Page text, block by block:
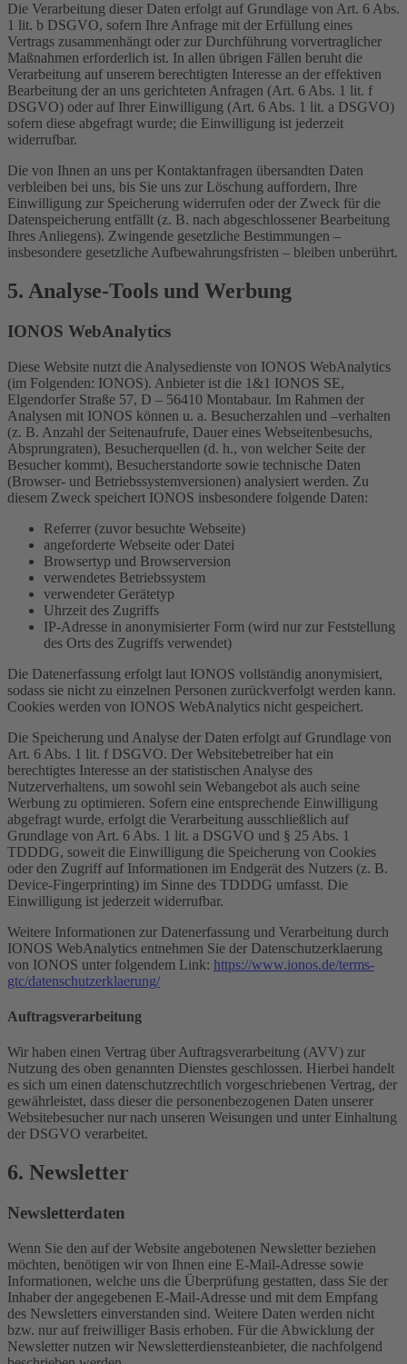
Die Verarbeitung dieser Daten erfolgt auf Grundlage von Art. 6 Abs.
1 lit. b DSGVO, sofern Ihre Anfrage mit der Erfüllung eines
Vertrags zusammenhängt oder zur Durchführung vorvertraglicher
Maßnahmen erforderlich ist. In allen übrigen Fällen beruht die
Verarbeitung auf unserem berechtigten Interesse an der effektiven
Bearbeitung der an uns gerichteten Anfragen (Art. 6 Abs. 1 lit. f
DSGVO) oder auf Ihrer Einwilligung (Art. 6 Abs. 1 lit. a DSGVO)
sofern diese abgefragt wurde; die Einwilligung ist jederzeit
widerrufbar.
Die von Ihnen an uns per Kontaktanfragen übersandten Daten
verbleiben bei uns, bis Sie uns zur Löschung auffordern, Ihre
Einwilligung zur Speicherung widerrufen oder der Zweck für die
Datenspeicherung entfällt (z. B. nach abgeschlossener Bearbeitung
Ihres Anliegens). Zwingende gesetzliche Bestimmungen –
insbesondere gesetzliche Aufbewahrungsfristen – bleiben unberührt.
5. Analyse-Tools und Werbung
IONOS WebAnalytics
Diese Website nutzt die Analysedienste von IONOS WebAnalytics
(im Folgenden: IONOS). Anbieter ist die 1&1 IONOS SE,
Elgendorfer Straße 57, D – 56410 Montabaur. Im Rahmen der
Analysen mit IONOS können u. a. Besucherzahlen und –verhalten
(z. B. Anzahl der Seitenaufrufe, Dauer eines Webseitenbesuchs,
Absprungraten), Besucherquellen (d. h., von welcher Seite der
Besucher kommt), Besucherstandorte sowie technische Daten
(Browser- und Betriebssystemversionen) analysiert werden. Zu
diesem Zweck speichert IONOS insbesondere folgende Daten:
Referrer (zuvor besuchte Webseite)
angeforderte Webseite oder Datei
Browsertyp und Browserversion
verwendetes Betriebssystem
verwendeter Gerätetyp
Uhrzeit des Zugriffs
IP-Adresse in anonymisierter Form (wird nur zur Feststellung
des Orts des Zugriffs verwendet)
Die Datenerfassung erfolgt laut IONOS vollständig anonymisiert,
sodass sie nicht zu einzelnen Personen zurückverfolgt werden kann.
Cookies werden von IONOS WebAnalytics nicht gespeichert.
Die Speicherung und Analyse der Daten erfolgt auf Grundlage von
Art. 6 Abs. 1 lit. f DSGVO. Der Websitebetreiber hat ein
berechtigtes Interesse an der statistischen Analyse des
Nutzerverhaltens, um sowohl sein Webangebot als auch seine
Werbung zu optimieren. Sofern eine entsprechende Einwilligung
abgefragt wurde, erfolgt die Verarbeitung ausschließlich auf
Grundlage von Art. 6 Abs. 1 lit. a DSGVO und § 25 Abs. 1
TDDDG, soweit die Einwilligung die Speicherung von Cookies
oder den Zugriff auf Informationen im Endgerät des Nutzers (z. B.
Device-Fingerprinting) im Sinne des TDDDG umfasst. Die
Einwilligung ist jederzeit widerrufbar.
Weitere Informationen zur Datenerfassung und Verarbeitung durch
IONOS WebAnalytics entnehmen Sie der Datenschutzerklaerung
von IONOS unter folgendem Link: https://www.ionos.de/terms-
gtc/datenschutzerklaerung/
Auftragsverarbeitung
Wir haben einen Vertrag über Auftragsverarbeitung (AVV) zur
Nutzung des oben genannten Dienstes geschlossen. Hierbei handelt
es sich um einen datenschutzrechtlich vorgeschriebenen Vertrag, der
gewährleistet, dass dieser die personenbezogenen Daten unserer
Websitebesucher nur nach unseren Weisungen und unter Einhaltung
der DSGVO verarbeitet.
6. Newsletter
Newsletter­daten
Wenn Sie den auf der Website angebotenen Newsletter beziehen
möchten, benötigen wir von Ihnen eine E-Mail-Adresse sowie
Informationen, welche uns die Überprüfung gestatten, dass Sie der
Inhaber der angegebenen E-Mail-Adresse und mit dem Empfang
des Newsletters einverstanden sind. Weitere Daten werden nicht
bzw. nur auf freiwilliger Basis erhoben. Für die Abwicklung der
Newsletter nutzen wir Newsletterdiensteanbieter, die nachfolgend